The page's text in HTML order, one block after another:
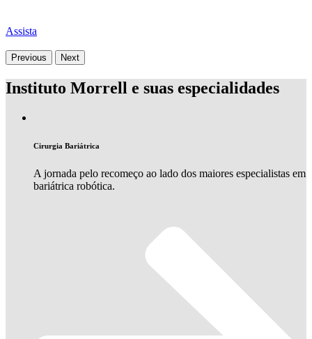
Assista
Previous Next
Instituto Morrell e suas especialidades
Cirurgia Bariátrica
A jornada pelo recomeço ao lado dos maiores especialistas em
bariátrica robótica.